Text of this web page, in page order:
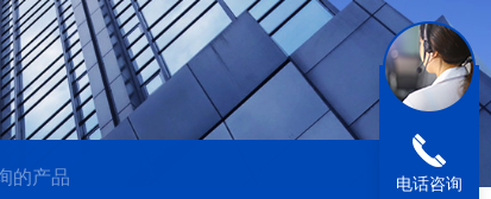
电话咨询